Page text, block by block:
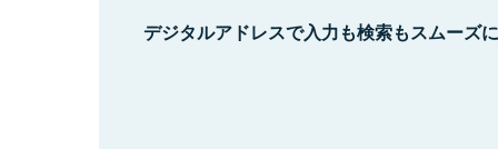
デジタルアドレスで入力も検索もスムーズ